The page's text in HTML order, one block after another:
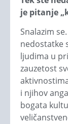
je pitanje
Snalazim
nedostatke
ljudima u
zauzetost
i njihov
bogata